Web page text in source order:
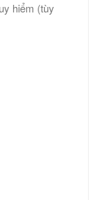
hiểm (tùy